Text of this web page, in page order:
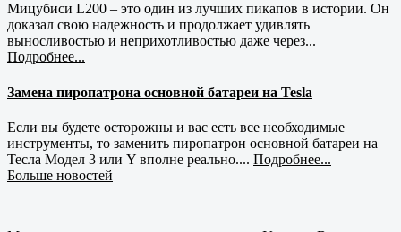
Мицубиси L200 – это один из лучших пикапов в истории. Он
доказал свою надежность и продолжает удивлять
выносливостью и неприхотливостью даже через...
Подробнее...
Замена пиропатрона основной батареи на Tesla
Если вы будете осторожны и вас есть все необходимые
инструменты, то заменить пиропатрон основной батареи на
Тесла Модел 3 или Y вполне реально.... Подробнее...
Больше новостей